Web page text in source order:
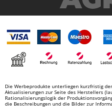
Partisani
Paterlini
Philips
Pramac
R
R.G.V.
Die Werbeprodukte unterliegen kurzfristig
Aktualisierungen zur Seite des Herstellers
Rationalisierungslogik der
die Beschreibungen und die Bilder zur